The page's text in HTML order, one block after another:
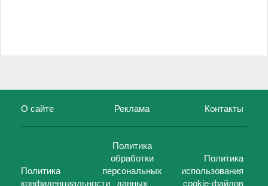
О сайте Реклама Контакты
Политика
конфиденциальности
Политика
обработки
персональных
данных
Политика
использования
cookie-файлов